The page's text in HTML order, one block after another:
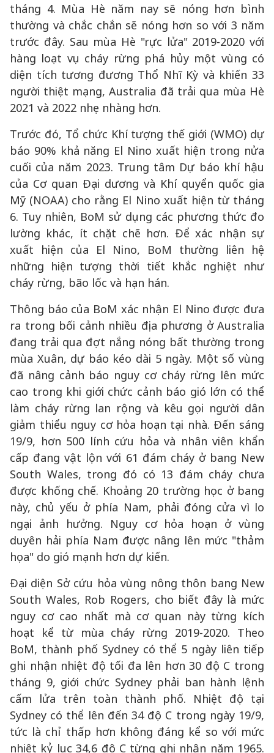
tháng 4. Mùa Hè năm nay sẽ nóng hơn bình
thường và chắc chắn sẽ nóng hơn so với 3 năm
trước đây. Sau mùa Hè "rực lửa" 2019-2020 với
hàng loạt vụ cháy rừng phá hủy một vùng có
diện tích tương đương Thổ Nhĩ Kỳ và khiến 33
người thiệt mạng, Australia đã trải qua mùa Hè
2021 và 2022 nhẹ nhàng hơn.
Trước đó, Tổ chức Khí tượng thế giới (WMO) dự
báo 90% khả năng El Nino xuất hiện trong nửa
cuối của năm 2023. Trung tâm Dự báo khí hậu
của Cơ quan Đại dương và Khí quyển quốc gia
Mỹ (NOAA) cho rằng El Nino xuất hiện từ tháng
6. Tuy nhiên, BoM sử dụng các phương thức đo
lường khác, ít chặt chẽ hơn. Để xác nhận sự
xuất hiện của El Nino, BoM thường liên hệ
những hiện tượng thời tiết khắc nghiệt như
cháy rừng, bão lốc và hạn hán.
Thông báo của BoM xác nhận El Nino được đưa
ra trong bối cảnh nhiều địa phương ở Australia
đang trải qua đợt nắng nóng bất thường trong
mùa Xuân, dự báo kéo dài 5 ngày. Một số vùng
đã nâng cảnh báo nguy cơ cháy rừng lên mức
cao trong khi giới chức cảnh báo gió lớn có thể
làm cháy rừng lan rộng và kêu gọi người dân
giảm thiểu nguy cơ hỏa hoạn tại nhà. Đến sáng
19/9, hơn 500 lính cứu hỏa và nhân viên khẩn
cấp đang vật lộn với 61 đám cháy ở bang New
South Wales, trong đó có 13 đám cháy chưa
được khống chế. Khoảng 20 trường học ở bang
này, chủ yếu ở phía Nam, phải đóng cửa vì lo
ngại ảnh hưởng. Nguy cơ hỏa hoạn ở vùng
duyên hải phía Nam được nâng lên mức "thảm
họa" do gió mạnh hơn dự kiến.
Đại diện Sở cứu hỏa vùng nông thôn bang New
South Wales, Rob Rogers, cho biết đây là mức
nguy cơ cao nhất mà cơ quan này từng kích
hoạt kể từ mùa cháy rừng 2019-2020. Theo
BoM, thành phố Sydney có thể 5 ngày liên tiếp
ghi nhận nhiệt độ tối đa lên hơn 30 độ C trong
tháng 9, giới chức Sydney phải ban hành lệnh
cấm lửa trên toàn thành phố. Nhiệt độ tại
Sydney có thể lên đến 34 độ C trong ngày 19/9,
tức là chỉ thấp hơn không đáng kể so với mức
nhiệt kỷ lục 34,6 độ C từng ghi nhận năm 1965.